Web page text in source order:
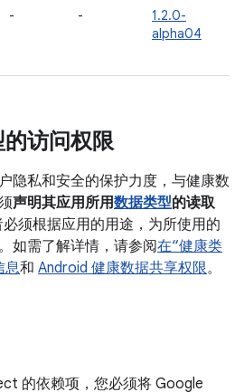
- -
1.2.0-
alpha04
访问权限
隐私和安全的保护力度，与健康数
声明其应用所用数据类型的读取
须根据应用的用途，为所使用的
如需了解详情，请参阅在“健康类
息和 Android 健康数据共享权限。
的依赖项，您必须将 Google